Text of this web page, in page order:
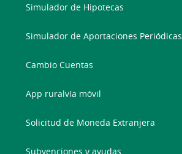
Simulador de Hipotecas
Simulador de Aportaciones Periódicas
Cambio Cuentas
App ruralvía móvil
Solicitud de Moneda Extranjera
Subvenciones y ayudas